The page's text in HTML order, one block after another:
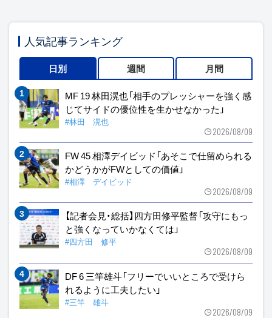
人気記事ランキング
日別 週間 月間
MF 19 林田滉也「相手のプレッシャーを強く感
じてサイドの優位性を生かせなかった」
#林田 滉也
2026/08/09
FW 45 相澤デイビッド「あそこで仕留められる
かどうかがFWとしての価値」
#相澤 デイビッド
2026/08/09
【記者会見・総括】四方田修平監督「攻守にもっ
と強くなっていかなくては」
#四方田 修平
2026/08/09
DF 6 三竿雄斗「フリーでいいところで受けら
れるように工夫したい」
#三竿 雄斗
2026/08/09